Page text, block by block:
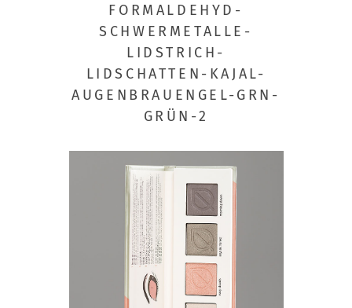
FORMALDEHYD-
SCHWERMETALLE-
LIDSTRICH-
LIDSCHATTEN-KAJAL-
AUGENBRAUENGEL-GRN-
GRÜN-2